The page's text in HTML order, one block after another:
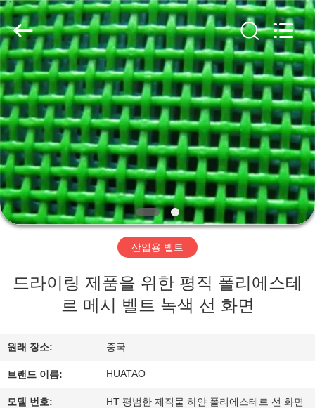
집
제
품
우
리
대
여
공
2020
-
2026
HUATAO
LOVER
LTD.
All
Rights
Reserved.
산업용 벨트
드라이링 제품을 위한 평직 폴리에스테
르 메시 벨트 녹색 선 화면
원래 장소: 중국
브랜드 이름: HUATAO
모델 번호:
HT 평범한 제직물 하얀 폴리에스테르 선 화면